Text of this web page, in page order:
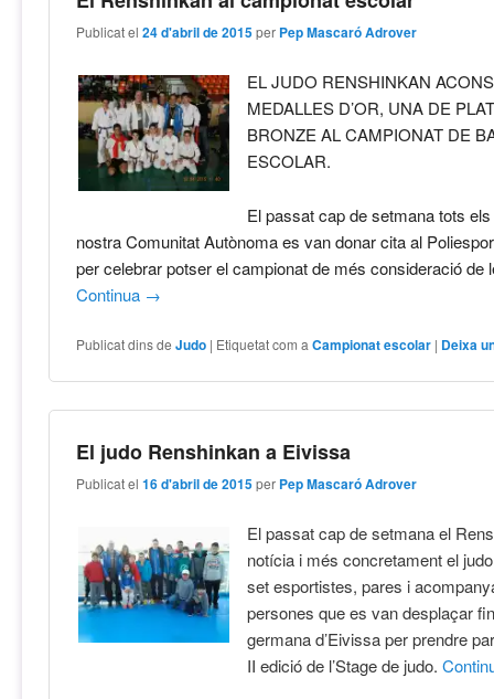
Publicat el24 d'abril de 2015 per Pep Mascaró Adrover
EL JUDO RENSHINKAN
MEDALLES D’OR, UNA DE
BRONZE AL CAMPIONAT DE
ESCOLAR.
El passat cap de setmana tots
nostra Comunitat Autònoma es van donar cita al
per celebrar potser el campionat de més consideració de
Continua →
Publicat dins de Judo | Etiquetat com a Campionat escolar | Deixa
El judo Renshinkan a Eivissa
Publicat el16 d'abril de 2015 per Pep Mascaró Adrover
El passat cap de setmana el
notícia i més concretament el
set esportistes, pares i
persones que es van desplaçar
germana d’Eivissa per prendre
II edició de l’Stage de judo.